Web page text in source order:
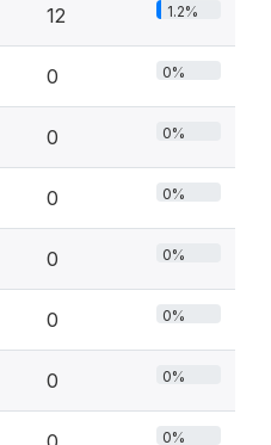
12 1.2%
0 0%
0 0%
0 0%
0 0%
0 0%
0 0%
0%